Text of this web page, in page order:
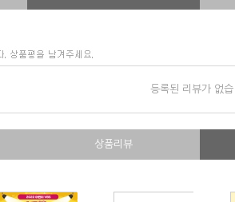
등록된 리뷰가 없습
상품리뷰